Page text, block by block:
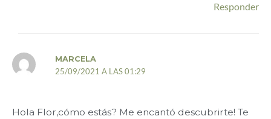
Responder
MARCELA
25/09/2021 A LAS 01:29
Hola Flor,cómo estás? Me encantó descubrirte! Te